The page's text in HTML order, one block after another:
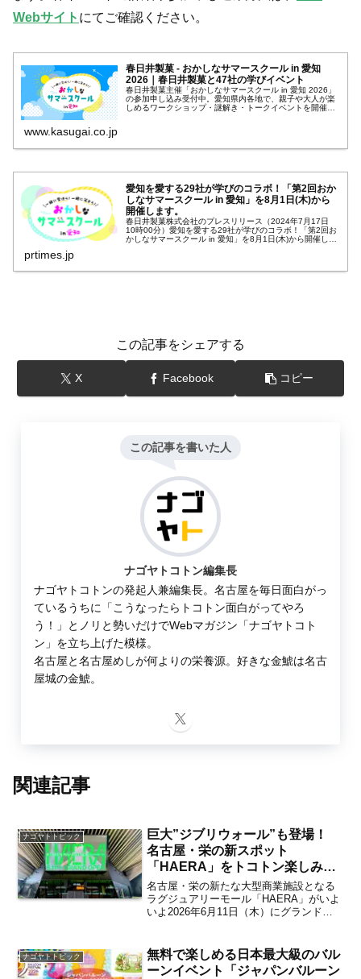
Webサイト にてご確認ください。
春日井製菓 - おかしなサマースクール in 愛知
2026｜春日井製菓と47社の学びイベント
春日井製菓主催「おかしなサマースクール in 愛知 2026」
の参加申し込み受付中。愛知県内各地で、親子や大人が楽
しめるワークショップ・謎解き・トークイベントを開催し
www.kasugai.co.jp
愛知を愛する29社が学びのコラボ！「第2回おか
しなサマースクール in 愛知」を8月1日(木)から
開催します。
春日井製菓株式会社のプレスリリース（2024年7月17日
10時00分）愛知を愛する29社が学びのコラボ！「第2回お
かしなサマースクール in 愛知」を8月1日(木)から開催しま
prtimes.jp
この記事をシェアする
X Facebook コピー
この記事を書いた人
ナゴヤトコトン編集長
ナゴヤトコトンの発起人兼編集長。名古屋を毎日面白がっ
ているうちに「こうなったらトコトン面白がってやろ
う！」とノリと勢いだけでWebマガジン「ナゴヤトコト
ン」を立ち上げた模様。
名古屋と名古屋めしが何よりの栄養源。好きな金鯱は名古
屋城の金鯱。
関連記事
ナゴヤトトピック
巨大”ジブリウォール”も登場！
名古屋・栄の新スポット
「HAERA」をトコトン楽しみた
い人ためのラグジュアリー度＆映
え度＆名古屋度満載の見どころ6
選【独自取材・栄】
名古屋・栄の新たな大型商業施設となる
ラグジュアリーモール「HAERA」がいよ
いよ2026年6月11日（木）にグランドオ
エリアのフラッグシップとなるTOHOシ
ネマズ栄など...
ナゴヤトトピック
無料で楽しめる日本最大級のバル
ーンイベント「ジャパンバルーン